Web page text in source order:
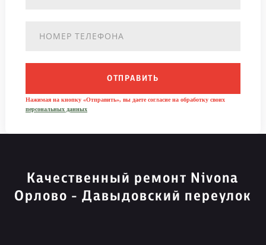
ОТПРАВИТЬ
Нажимая на кнопку «Отправить», вы даете согласие на обработку своих
персональных данных
Качественный ремонт Nivona
Орлово - Давыдовский переулок